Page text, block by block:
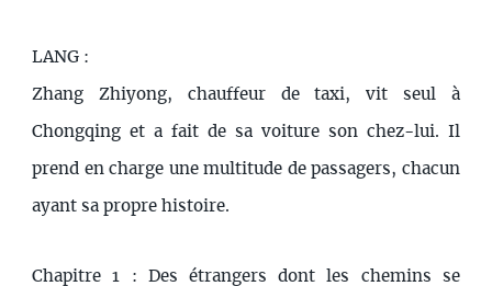
LANG :
Zhang Zhiyong, chauffeur de taxi, vit seul à
Chongqing et a fait de sa voiture son chez-lui. Il
prend en charge une multitude de passagers, chacun
ayant sa propre histoire.
Chapitre 1 : Des étrangers dont les chemins se